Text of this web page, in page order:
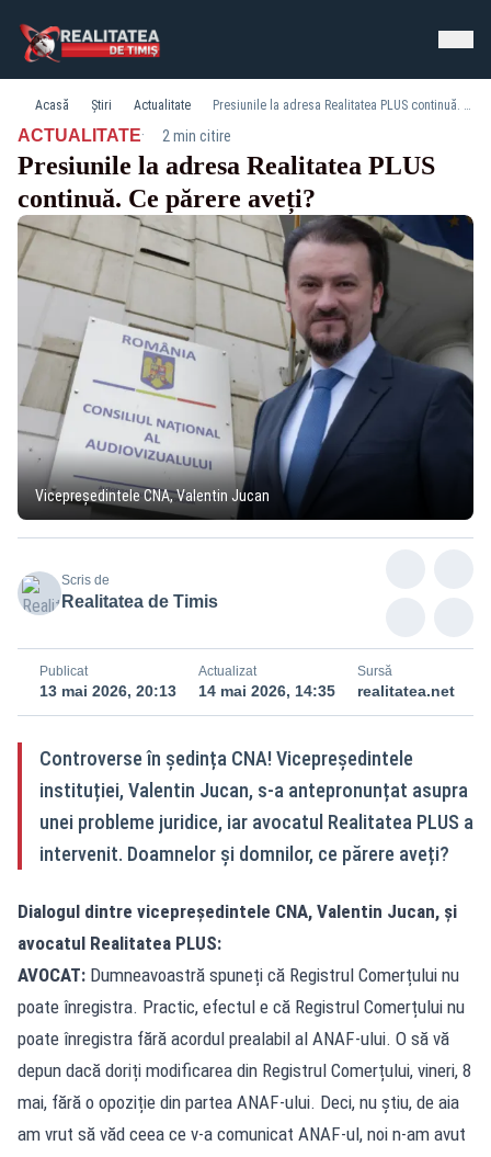
Acasă Știri Actualitate Presiunile la adresa Realitatea PLUS continuă. Ce părere aveți?
ACTUALITATE· 2 min citire
Presiunile la adresa Realitatea PLUS
continuă. Ce părere aveți?
Vicepreședintele CNA, Valentin Jucan
Scris de
Realitatea de Timis
Publicat
13 mai 2026, 20:13
Actualizat
14 mai 2026, 14:35
Sursă
realitatea.net
Controverse în ședința CNA! Vicepreședintele
instituției, Valentin Jucan, s-a antepronunțat asupra
unei probleme juridice, iar avocatul Realitatea PLUS a
intervenit. Doamnelor și domnilor, ce părere aveți?
Dialogul dintre vicepreședintele CNA, Valentin Jucan, și
avocatul Realitatea PLUS:
AVOCAT: Dumneavoastră spuneți că Registrul Comerțului nu
poate înregistra. Practic, efectul e că Registrul Comerțului nu
poate înregistra fără acordul prealabil al ANAF-ului. O să vă
depun dacă doriți modificarea din Registrul Comerțului, vineri, 8
mai, fără o opoziție din partea ANAF-ului. Deci, nu știu, de aia
am vrut să văd ceea ce v-a comunicat ANAF-ul, noi n-am avut